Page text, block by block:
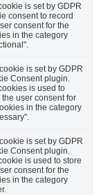
is set by GDPR
consent to record
consent for the
in the category
is set by GDPR
Consent plugin.
is used to
the user consent for
in the category
is set by GDPR
Consent plugin.
is used to store
consent for the
in the category